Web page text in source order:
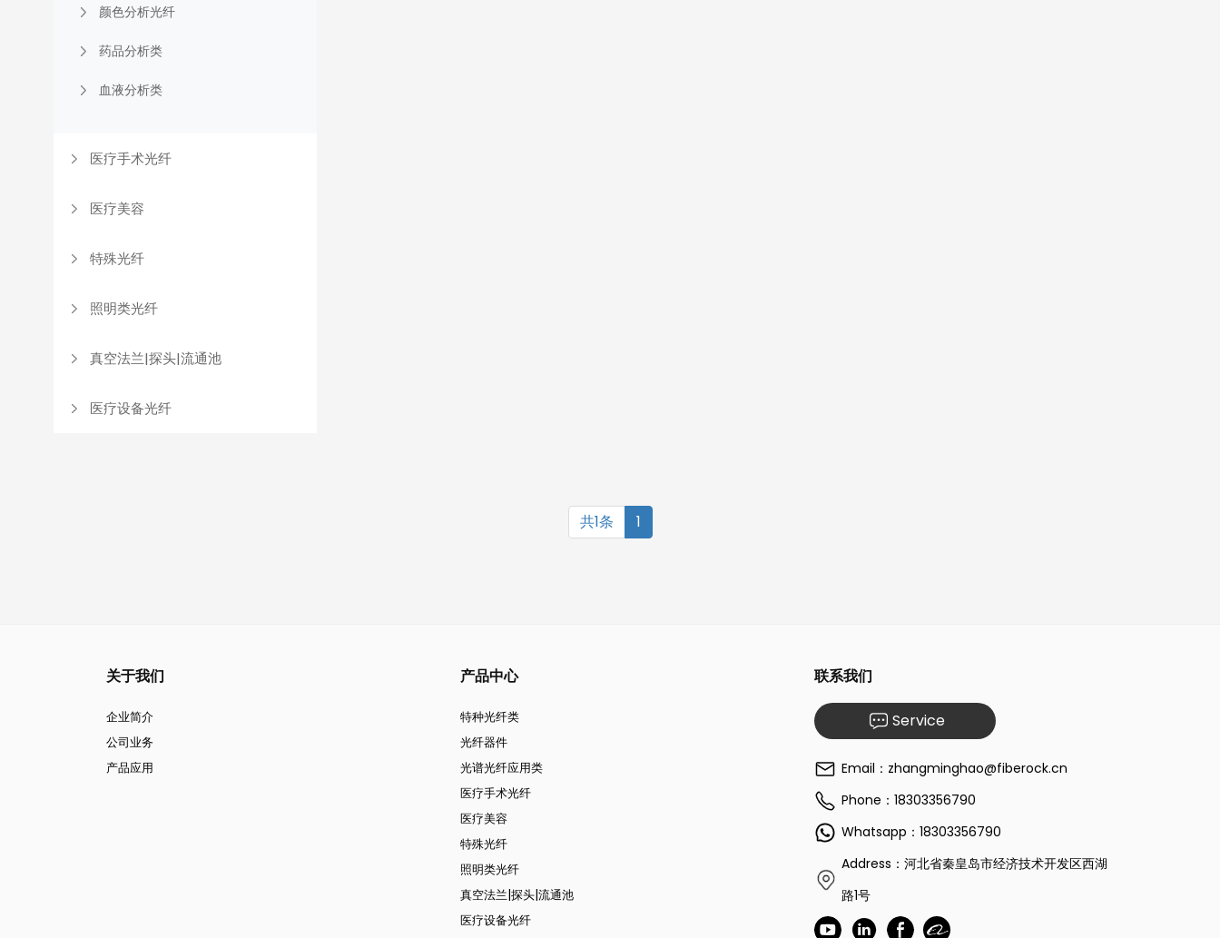
颜色分析光纤
药品分析类
血液分析类
医疗手术光纤
医疗美容
特殊光纤
照明类光纤
真空法兰|探头|流通池
医疗设备光纤
共1条 1
关于我们
企业简介
公司业务
产品应用
产品中心
特种光纤类
光纤器件
光谱光纤应用类
医疗手术光纤
医疗美容
特殊光纤
照明类光纤
真空法兰|探头|流通池
医疗设备光纤
联系我们
Service
Email：zhangminghao@fiberock.cn
Phone：18303356790
Whatsapp：18303356790
Address：河北省秦皇岛市经济技术开发区西湖
路1号